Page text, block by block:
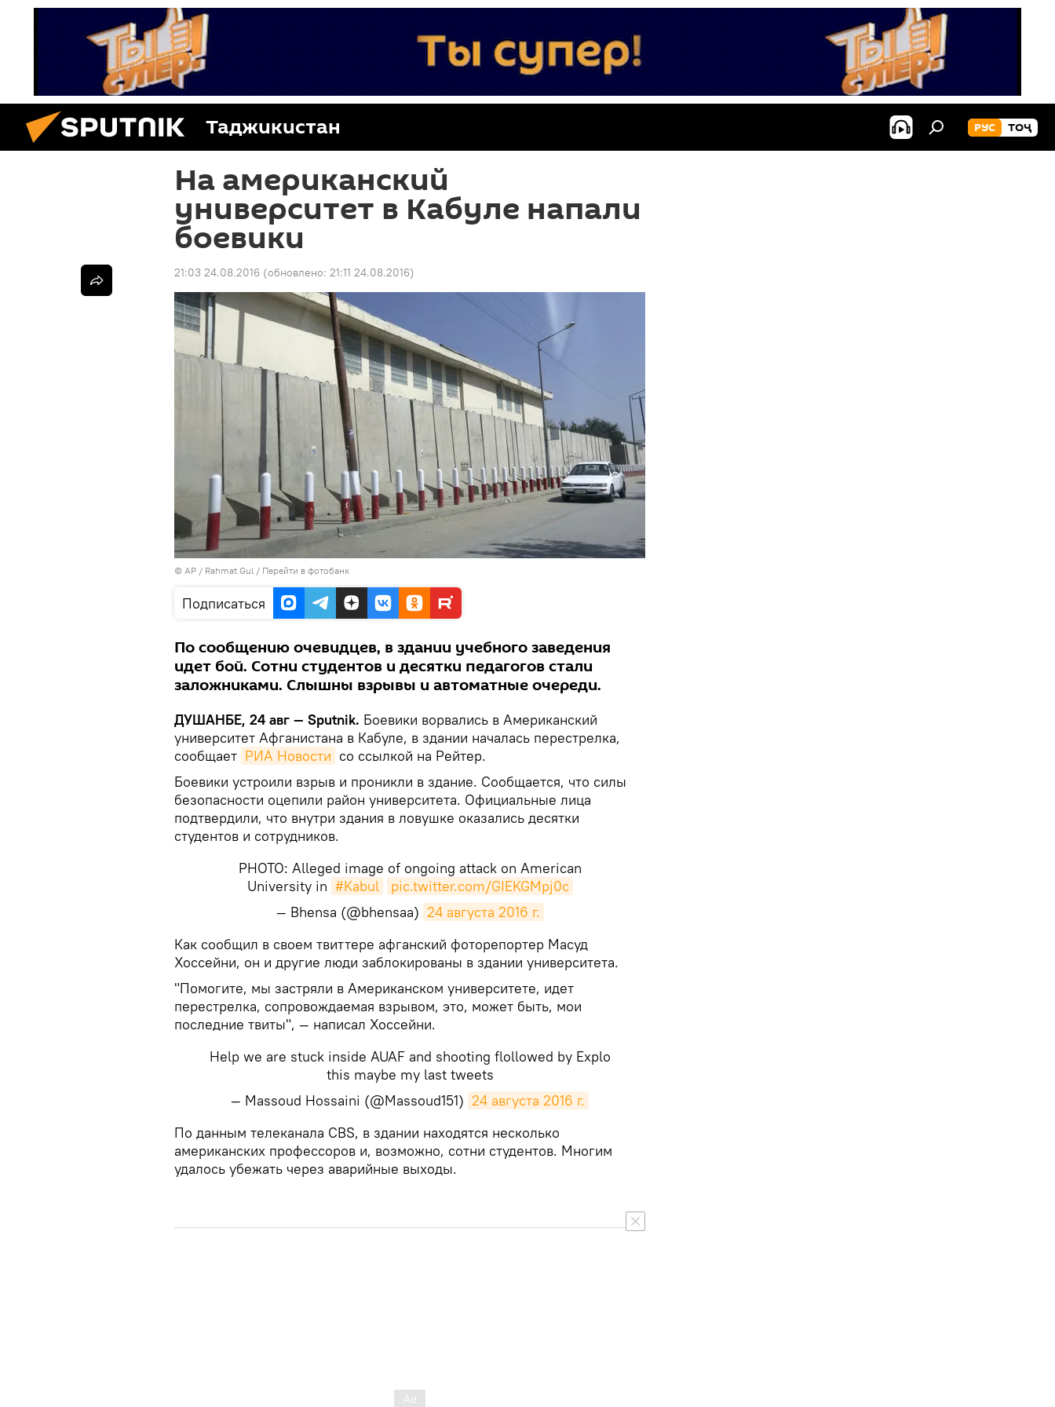
Таджикистан РУС ТОҶ
На американский
университет в Кабуле напали
боевики
21:03 24.08.2016 (обновлено: 21:11 24.08.2016)
© AP / Rahmat Gul / Перейти в фотобанк
Подписаться
По сообщению очевидцев, в здании учебного заведения
идет бой. Сотни студентов и десятки педагогов стали
заложниками. Слышны взрывы и автоматные очереди.
ДУШАНБЕ, 24 авг — Sputnik. Боевики ворвались в Американский
университет Афганистана в Кабуле, в здании началась перестрелка,
сообщает РИА Новости со ссылкой на Рейтер.
Боевики устроили взрыв и проникли в здание. Сообщается, что силы
безопасности оцепили район университета. Официальные лица
подтвердили, что внутри здания в ловушке оказались десятки
студентов и сотрудников.
PHOTO: Alleged image of ongoing attack on American
University in #Kabul
pic.twitter.com/GIEKGMpj0c
— Bhensa (@bhensaa) 24 августа 2016 г.
​Как сообщил в своем твиттере афганский фоторепортер Масуд
Хоссейни, он и другие люди заблокированы в здании университета.
"Помогите, мы застряли в Американском университете, идет
перестрелка, сопровождаемая взрывом, это, может быть, мои
последние твиты", — написал Хоссейни.
Help we are stuck inside AUAF and shooting flollowed by Explo
this maybe my last tweets
— Massoud Hossaini (@Massoud151) 24 августа 2016 г.
​По данным телеканала CBS, в здании находятся несколько
американских профессоров и, возможно, сотни студентов. Многим
удалось убежать через аварийные выходы.